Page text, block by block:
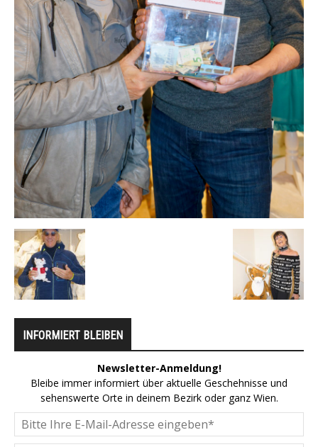
INFORMIERT BLEIBEN
Newsletter-Anmeldung!
Bleibe immer informiert über aktuelle Geschehnisse und
sehenswerte Orte in deinem Bezirk oder ganz Wien.